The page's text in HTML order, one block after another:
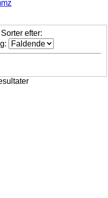
Sorter efter: